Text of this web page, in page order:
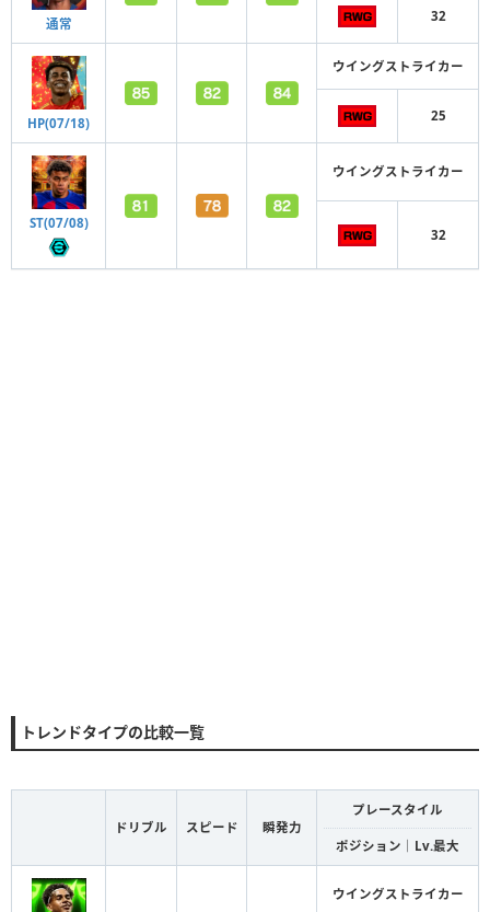
通常 32
HP(07/18)
ウイングストライカー
25
ST(07/08)
ウイングストライカー
32
トレンドタイプの比較一覧
ドリブル スピード 瞬発力
プレースタイル
ポジション｜Lv.最大
ウイングストライカー